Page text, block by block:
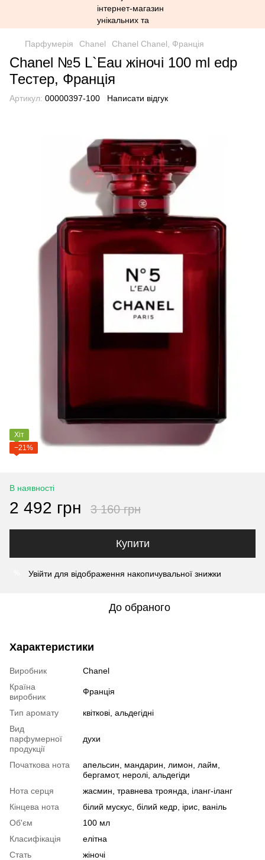
Парфумерія Chanel Chanel Chanel, Франція
Chanel №5 L`Eau жіночі 100 ml edp
Тестер, Франція
Артикул: 00000397-100 Написати відгук
Хіт
−21%
В наявності
2 492 грн 3 160 грн
Купити
Увійти для відображення накопичувальної знижки
До обраного
Характеристики
Виробник
Chanel
Країна
виробник
Франція
Тип аромату
квіткові, альдегідні
Вид
парфумерної
продукції
духи
Початкова нота
апельсин, мандарин, лимон, лайм,
бергамот, неролі, альдегіди
Нота серця
жасмин, травнева троянда, іланг-іланг
Кінцева нота
білий мускус, білий кедр, ірис, ваніль
Об'єм
100 мл
Класифікація
елітна
Стать
жіночі